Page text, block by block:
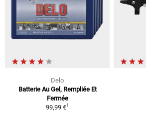
Delo
Batterie Au Gel, Rempliée Et
Fermée
99,99 €1